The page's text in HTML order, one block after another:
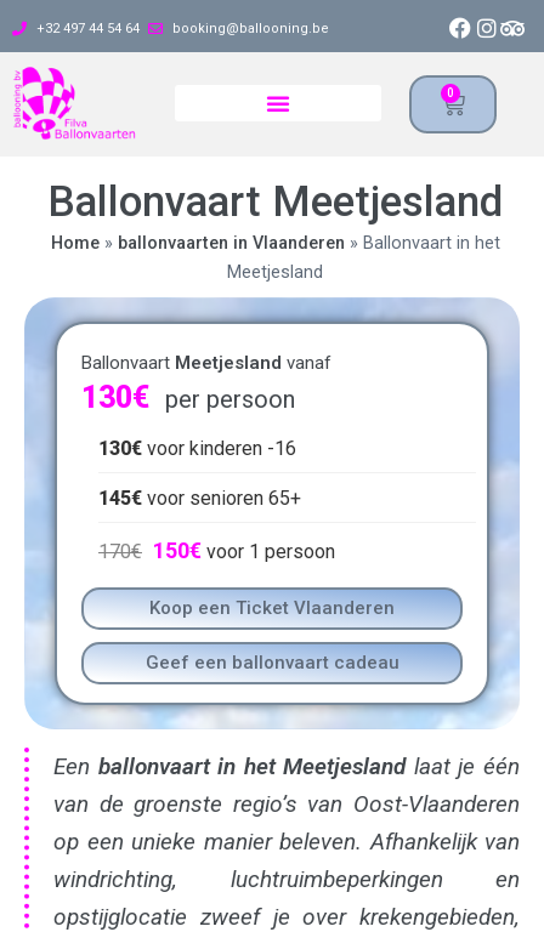
+32 497 44 54 64 booking@ballooning.be
0
Ballonvaart Meetjesland
Home» ballonvaarten in Vlaanderen » Ballonvaart in het
Meetjesland
Een ballonvaart in het Meetjeslandlaat je één
van de groenste regio’s van Oost-Vlaanderen
op een unieke manier beleven. Afhankelijk van
windrichting, luchtruimbeperkingen en
opstijglocatie zweef je over krekengebieden,
Ballonvaart Meetjesland vanaf
130€ per persoon
130€ voor kinderen -16
145€ voor senioren 65+
170€ 150€ voor 1 persoon
Koop een Ticket Vlaanderen
Geef een ballonvaart cadeau